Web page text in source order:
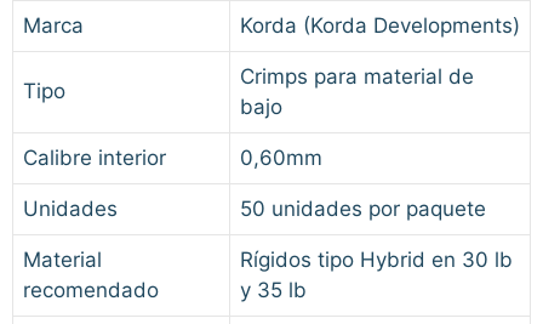
Marca Korda (Korda Developments)
Tipo
Crimps para material de
bajo
Calibre interior 0,60mm
Unidades 50 unidades por paquete
Material
recomendado
Rígidos tipo Hybrid en 30 lb
y 35 lb